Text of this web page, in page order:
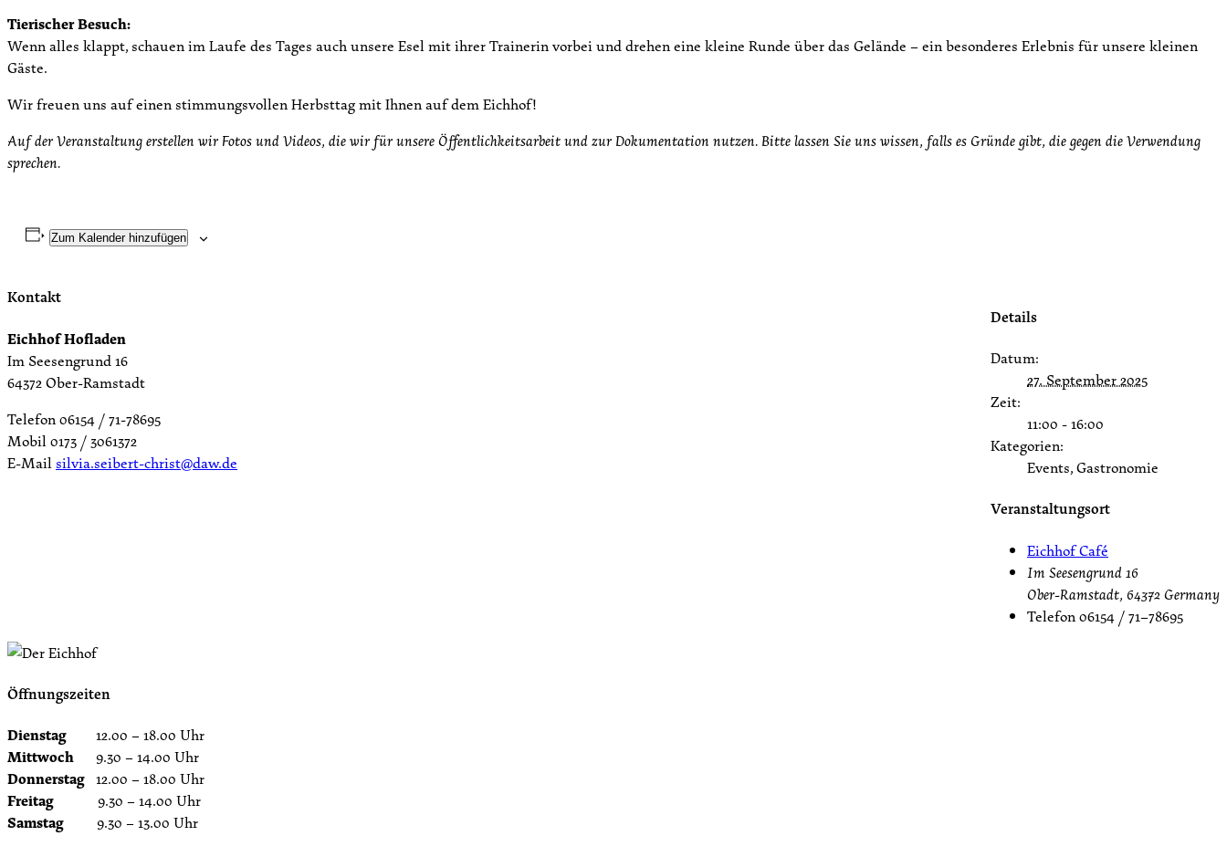
Tierischer Besuch:
Wenn alles klappt, schauen im Laufe des Tages auch unsere Esel mit ihrer Trainerin vorbei und drehen eine kleine Runde über das Gelände – ein besonderes Erlebnis für unsere kleinen
Gäste.
Wir freuen uns auf einen stimmungsvollen Herbsttag mit Ihnen auf dem Eichhof!
Auf der Veranstaltung erstellen wir Fotos und Videos, die wir für unsere Öffentlichkeitsarbeit und zur Dokumentation nutzen. Bitte lassen Sie uns wissen, falls es Gründe gibt, die gegen die Verwendung
sprechen.
Zum Kalender hinzufügen
Details
Datum:
27. September 2025
Zeit:
11:00 - 16:00
Kategorien:
Events, Gastronomie
Veranstaltungsort
Eichhof Café
Im Seesengrund 16
Ober-Ramstadt, 64372 Germany
Telefon06154 / 71–78695
Kontakt
Eichhof Hofladen
Im Seesengrund 16
64372 Ober-Ramstadt
Telefon 06154 / 71-78695
Mobil 0173 / 3061372
E-Mailsilvia.seibert-christ@daw.de
Öffnungszeiten
Dienstag 12.00 – 18.00 Uhr
Mittwoch 9.30 – 14.00 Uhr
Donnerstag 12.00 – 18.00 Uhr
Freitag 9.30 – 14.00 Uhr
Samstag 9.30 – 13.00 Uhr